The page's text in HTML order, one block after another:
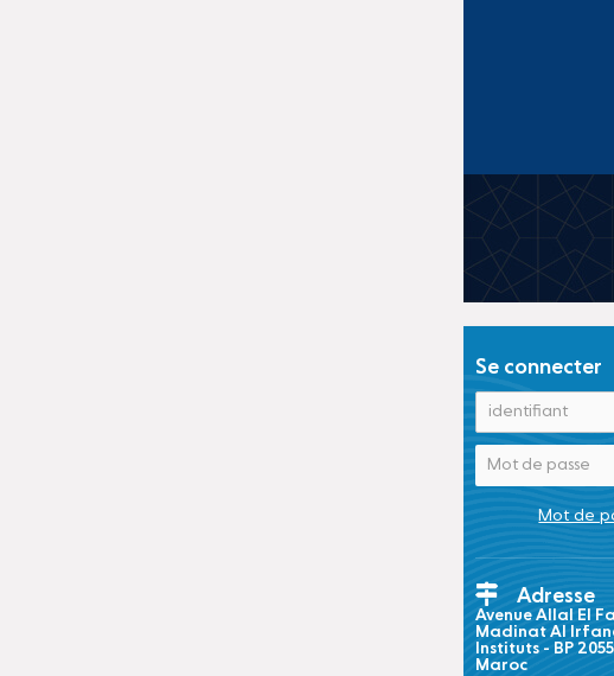
Se connecter
Mot de
Adresse
Avenue Allal El
Madinat Al
Instituts - BP
Maroc